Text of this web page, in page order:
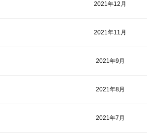
2021年12月
2021年11月
2021年9月
2021年8月
2021年7月